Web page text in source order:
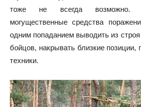
тоже не всегда возможно.
могущественные средства
одним попаданием выводить из
бойцов, накрывать близкие позиции,
техники.